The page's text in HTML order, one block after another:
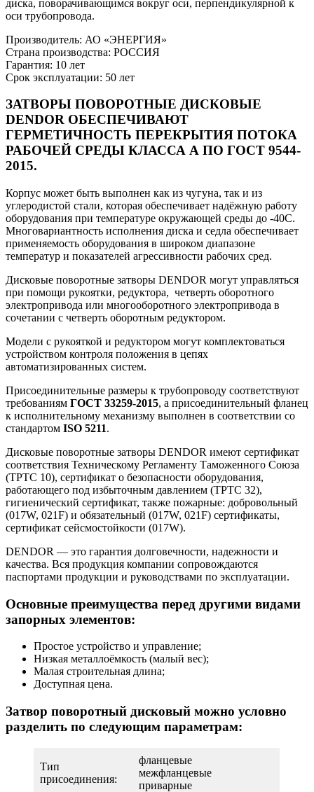
диска, поворачивающимся вокруг оси, перпендикулярной к
оси трубопровода.
Производитель: АО «ЭНЕРГИЯ»
Страна производства: РОССИЯ
Гарантия: 10 лет
Срок эксплуатации: 50 лет
ЗАТВОРЫ ПОВОРОТНЫЕ ДИСКОВЫЕ
DENDOR ОБЕСПЕЧИВАЮТ
ГЕРМЕТИЧНОСТЬ ПЕРЕКРЫТИЯ ПОТОКА
РАБОЧЕЙ СРЕДЫ КЛАССА А ПО ГОСТ 9544-
2015.
Корпус может быть выполнен как из чугуна, так и из
углеродистой стали, которая обеспечивает надёжную работу
оборудования при температуре окружающей среды до -40С.
Многовариантность исполнения диска и седла обеспечивает
применяемость оборудования в широком диапазоне
температур и показателей агрессивности рабочих сред.
Дисковые поворотные затворы DENDOR могут управляться
при помощи рукоятки, редуктора, четверть оборотного
электропривода или многооборотного электропривода в
сочетании с четверть оборотным редуктором.
Модели с рукояткой и редуктором могут комплектоваться
устройством контроля положения в цепях
автоматизированных систем.
Присоединительные размеры к трубопроводу соответствуют
требованиям ГОСТ 33259-2015, а присоединительный фланец
к исполнительному механизму выполнен в соответствии со
стандартом ISO 5211.
Дисковые поворотные затворы DENDOR имеют сертификат
соответствия Техническому Регламенту Таможенного Союза
(ТРТС 10), сертификат о безопасности оборудования,
работающего под избыточным давлением (ТРТС 32),
гигиенический сертификат, также пожарные: добровольный
(017W, 021F) и обязательный (017W, 021F) сертификаты,
сертификат сейсмостойкости (017W).
DENDOR — это гарантия долговечности, надежности и
качества. Вся продукция компании сопровождаются
паспортами продукции и руководствами по эксплуатации.
Основные преимущества перед другими видами
запорных элементов:
Простое устройство и управление;
Низкая металлоёмкость (малый вес);
Малая строительная длина;
Доступная цена.
Затвор поворотный дисковый можно условно
разделить по следующим параметрам:
Тип
присоединения:
фланцевые
межфланцевые
приварные